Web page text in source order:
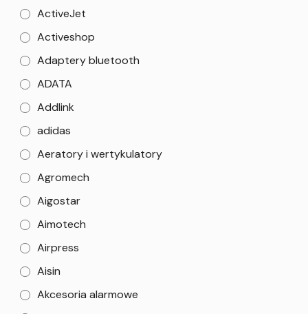
ActiveJet
Activeshop
Adaptery bluetooth
ADATA
Addlink
adidas
Aeratory i wertykulatory
Agromech
Aigostar
Aimotech
Airpress
Aisin
Akcesoria alarmowe